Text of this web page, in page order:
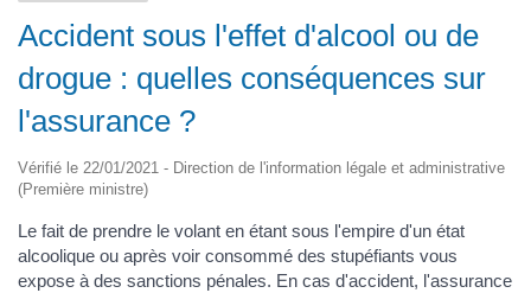
Accident sous l'effet d'alcool ou de
drogue : quelles conséquences sur
l'assurance ?
Vérifié le 22/01/2021 - Direction de l'information légale et administrative
(Première ministre)
Le fait de prendre le volant en étant sous l'empire d'un état
alcoolique ou après voir consommé des stupéfiants vous
expose à des sanctions pénales. En cas d'accident, l'assurance